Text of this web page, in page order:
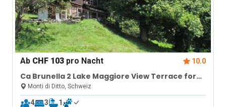
Ab CHF 103 pro Nacht 10.0
Ca Brunella 2 Lake Maggiore View Terrace for
FourMonti di Ditto, Schweiz
4 3 1